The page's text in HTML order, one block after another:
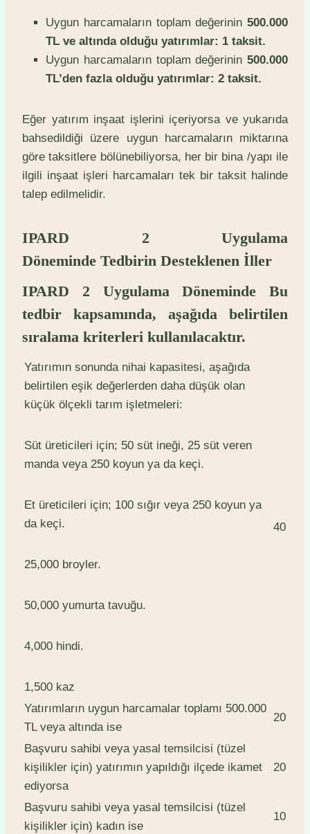
Uygun harcamaların toplam değerinin 500.000
TL ve altında olduğu yatırımlar: 1 taksit.
Uygun harcamaların toplam değerinin 500.000
TL’den fazla olduğu yatırımlar: 2 taksit.
Eğer yatırım inşaat işlerini içeriyorsa ve yukarıda
bahsedildiği üzere uygun harcamaların miktarına
göre taksitlere bölünebiliyorsa, her bir bina /yapı ile
ilgili inşaat işleri harcamaları tek bir taksit halinde
talep edilmelidir.
IPARD 2 Uygulama
Döneminde Tedbirin Desteklenen İller
IPARD 2 Uygulama Döneminde Bu
tedbir kapsamında, aşağıda belirtilen
sıralama kriterleri kullanılacaktır.
Yatırımın sonunda nihai kapasitesi, aşağıda
belirtilen eşik değerlerden daha düşük olan
küçük ölçekli tarım işletmeleri:
Süt üreticileri için; 50 süt ineği, 25 süt veren
manda veya 250 koyun ya da keçi.
Et üreticileri için; 100 sığır veya 250 koyun ya
da keçi.
25,000 broyler.
50,000 yumurta tavuğu.
4,000 hindi.
1,500 kaz
40
Yatırımların uygun harcamalar toplamı 500.000
TL veya altında ise
20
Başvuru sahibi veya yasal temsilcisi (tüzel
kişilikler için) yatırımın yapıldığı ilçede ikamet
ediyorsa
20
Başvuru sahibi veya yasal temsilcisi (tüzel
kişilikler için) kadın ise
10